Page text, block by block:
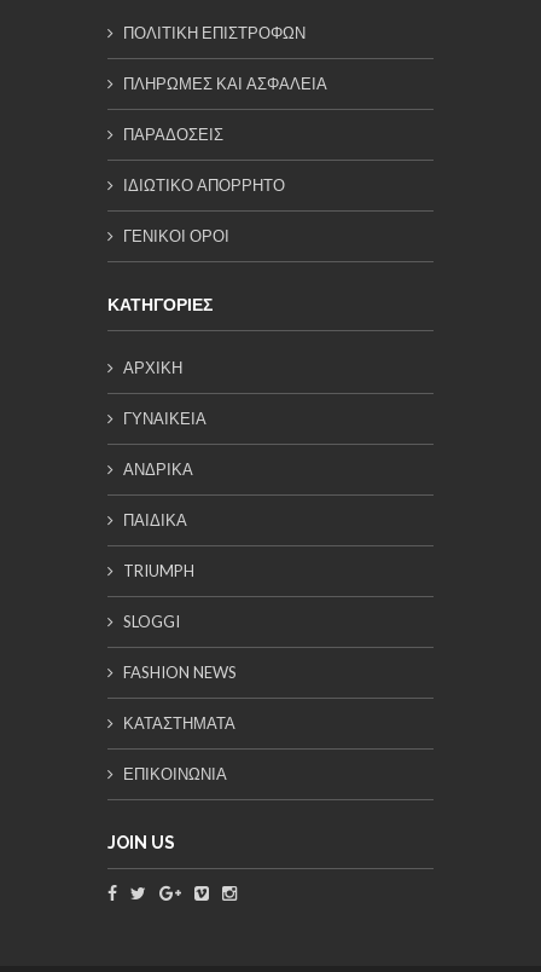
ΠΟΛΙΤΙΚΗ ΕΠΙΣΤΡΟΦΩΝ
ΠΛΗΡΩΜΕΣ ΚΑΙ ΑΣΦΑΛΕΙΑ
ΠΑΡΑΔΟΣΕΙΣ
ΙΔΙΩΤΙΚΟ ΑΠΟΡΡΗΤΟ
ΓΕΝΙΚΟΙ ΟΡΟΙ
ΚΑΤΗΓΟΡΙΕΣ
ΑΡΧΙΚΗ
ΓΥΝΑΙΚΕΙΑ
ΑΝΔΡΙΚΑ
ΠΑΙΔΙΚΑ
TRIUMPH
SLOGGI
FASHION NEWS
ΚΑΤΑΣΤΗΜΑΤΑ
ΕΠΙΚΟΙΝΩΝΙΑ
JOIN US